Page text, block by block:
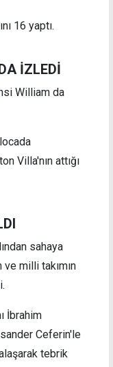
16 yaptı.
İZLEDİ
William da
Villa'nın attığı
sahaya
milli takımın
İbrahim
Ceferin'le
tebrik